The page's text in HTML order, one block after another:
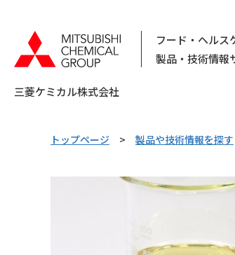
フード・ヘルス
製品・技術情報
三菱ケミカル株式会社
キーワードで検索する
カテゴリから探す 素材
ピックアップ情報
トップページ 製品や技術情報を探す